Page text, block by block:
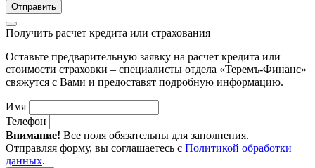
Отправить
Получить расчет кредита или страхования
Оставьте предварительную заявку на расчет кредита или
стоимости страховки – специалисты отдела «Теремъ-Финанс»
свяжутся с Вами и предоставят подробную информацию.
Имя
Телефон
Внимание! Все поля обязательны для заполнения.
Отправляя форму, вы соглашаетесь с Политикой обработки
данных.